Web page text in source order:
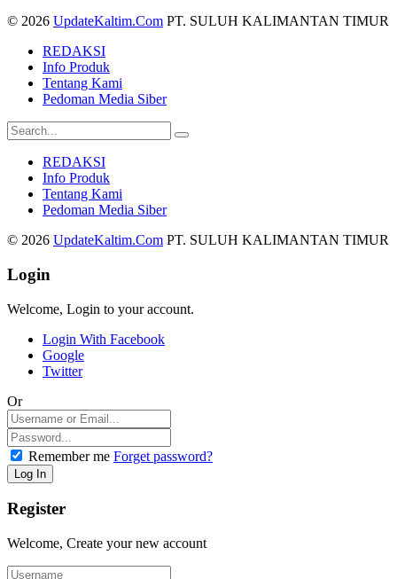
© 2026 UpdateKaltim.Com PT. SULUH KALIMANTAN TIMUR
REDAKSI
Info Produk
Tentang Kami
Pedoman Media Siber
REDAKSI
Info Produk
Tentang Kami
Pedoman Media Siber
© 2026 UpdateKaltim.Com PT. SULUH KALIMANTAN TIMUR
Login
Welcome, Login to your account.
Login With Facebook
Google
Twitter
Or
Remember me Forget password?
Register
Welcome, Create your new account